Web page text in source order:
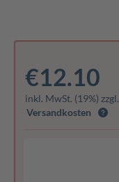
€12.10
inkl. MwSt. (19%) zzgl.
Versandkosten